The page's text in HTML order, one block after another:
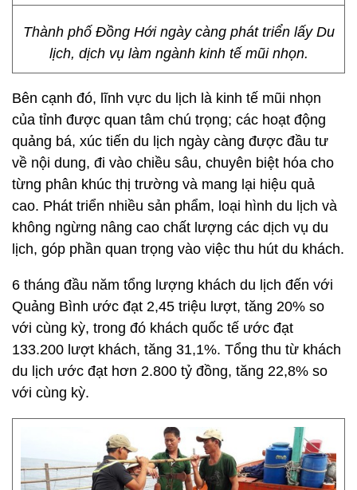
Thành phố Đồng Hới ngày càng phát triển lấy Du
lịch, dịch vụ làm ngành kinh tế mũi nhọn.
Bên cạnh đó, lĩnh vực du lịch là kinh tế mũi nhọn
của tỉnh được quan tâm chú trọng; các hoạt động
quảng bá, xúc tiến du lịch ngày càng được đầu tư
về nội dung, đi vào chiều sâu, chuyên biệt hóa cho
từng phân khúc thị trường và mang lại hiệu quả
cao. Phát triển nhiều sản phẩm, loại hình du lịch và
không ngừng nâng cao chất lượng các dịch vụ du
lịch, góp phần quan trọng vào việc thu hút du khách.
6 tháng đầu năm tổng lượng khách du lịch đến với
Quảng Bình ước đạt 2,45 triệu lượt, tăng 20% so
với cùng kỳ, trong đó khách quốc tế ước đạt
133.200 lượt khách, tăng 31,1%. Tổng thu từ khách
du lịch ước đạt hơn 2.800 tỷ đồng, tăng 22,8% so
với cùng kỳ.